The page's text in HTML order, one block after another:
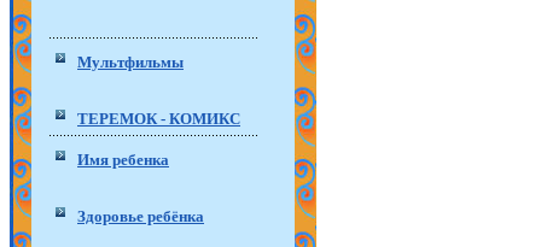
Мультфильмы
ТЕРЕМОК - КОМИКС
Имя ребенка
Здоровье ребёнка